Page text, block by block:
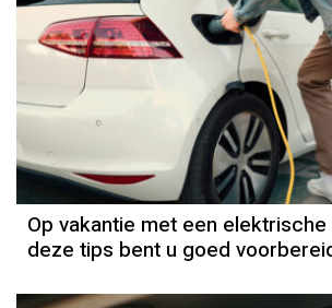
Op vakantie met een
deze tips bent u goed